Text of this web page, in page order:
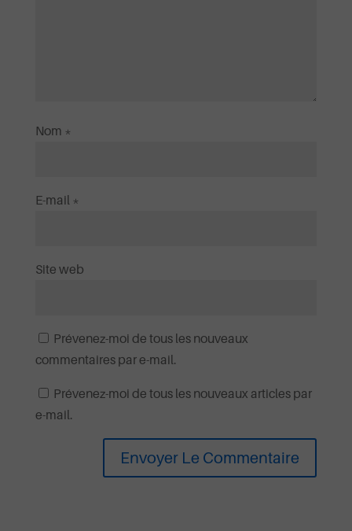
Nom *
E-mail *
Site web
Prévenez-moi de tous les nouveaux
commentaires par e-mail.
Prévenez-moi de tous les nouveaux articles par
e-mail.
Ecouter et télécharger